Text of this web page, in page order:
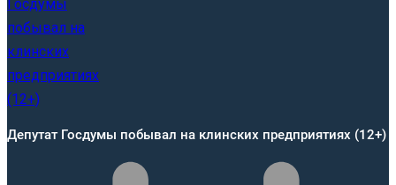
Депутат Госдумы побывал на клинских предприятиях (12+)